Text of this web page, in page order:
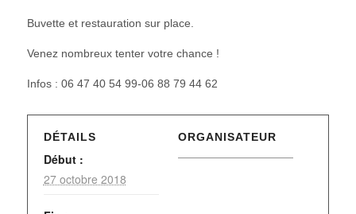
Buvette et restauration sur place.
Venez nombreux tenter votre chance !
Infos : 06 47 40 54 99-06 88 79 44 62
DÉTAILS
Début :
27 octobre 2018
ORGANISATEUR